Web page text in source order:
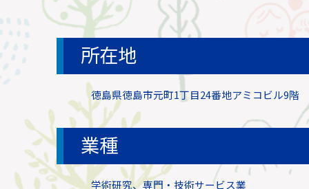
所在地
徳島県徳島市元町1丁目24番地アミコビル9階
業種
学術研究、専門・技術サービス業